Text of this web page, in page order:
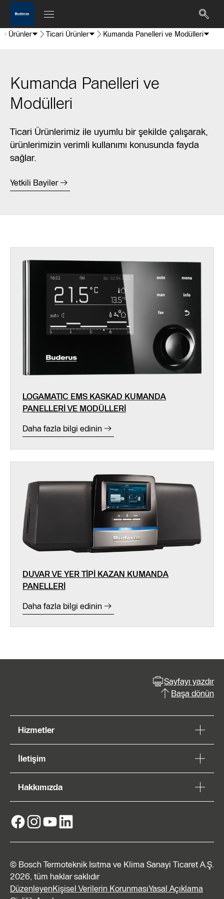
Ürünler Ticari Ürünler Kumanda Panelleri ve Modülleri
Kumanda Panelleri ve
Modülleri
Ticari Ürünlerimiz ile uyumlu bir şekilde çalışarak,
ürünlerimizin verimli kullanımı konusunda fayda
sağlar.
Yetkili Bayiler
LOGAMATIC EMS KASKAD KUMANDA
PANELLERİ VE MODÜLLERİ
Daha fazla bilgi edinin
DUVAR VE YER TİPİ KAZAN KUMANDA
PANELLERİ
Daha fazla bilgi edinin
Teklif
Sayfayı yazdır
Başa dönün
Hizmetler
İletişim
Hakkımızda
© Bosch Termoteknik Isıtma ve Klima Sanayi Ticaret A.Ş.
2026, tüm haklar saklıdır
DüzenleyenKişisel Verilerin KorunmasıYasal Açıklama